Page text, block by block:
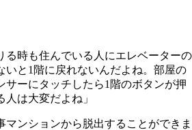
る時も住んでいる人にエレベーターの
いと1階に戻れないんだよね。部屋の
サーにタッチしたら1階のボタンが押
は大変だよね」
マンションから脱出することができま